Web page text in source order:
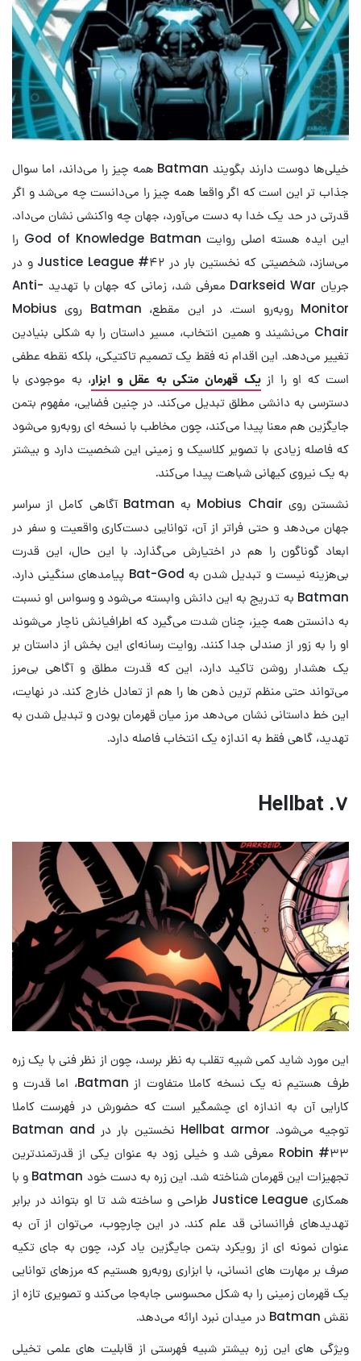
خیلی‌ها دوست دارند بگویند Batman همه چیز را می‌داند، اما سوال
جذاب تر این است که اگر واقعا همه چیز را می‌دانست چه می‌شد و اگر
قدرتی در حد یک خدا به دست می‌آورد، جهان چه واکنشی نشان می‌داد.
این ایده هسته اصلی روایت God of Knowledge Batman را
می‌سازد، شخصیتی که نخستین بار در Justice League #۴۲ و در
جریان Darkseid War معرفی شد، زمانی که جهان با تهدید Anti-
Monitor روبه‌رو است. در این مقطع، Batman روی Mobius
Chair می‌نشیند و همین انتخاب، مسیر داستان را به شکلی بنیادین
تغییر می‌دهد. این اقدام نه فقط یک تصمیم تاکتیکی، بلکه نقطه عطفی
است که او را ازیک قهرمان متکی به عقل و ابزار، به موجودی با
دسترسی به دانشی مطلق تبدیل می‌کند. در چنین فضایی، مفهوم بتمن
جایگزین هم معنا پیدا می‌کند، چون مخاطب با نسخه ای روبه‌رو می‌شود
که فاصله زیادی با تصویر کلاسیک و زمینی این شخصیت دارد و بیشتر
به یک نیروی کیهانی شباهت پیدا می‌کند.
نشستن روی Mobius Chair به Batman آگاهی کامل از سراسر
جهان می‌دهد و حتی فراتر از آن، توانایی دست‌کاری واقعیت و سفر در
ابعاد گوناگون را هم در اختیارش می‌گذارد. با این حال، این قدرت
بی‌هزینه نیست و تبدیل شدن به Bat-God پیامدهای سنگینی دارد.
Batman به تدریج به این دانش وابسته می‌شود و وسواس او نسبت
به دانستن همه چیز، چنان شدت می‌گیرد که اطرافیانش ناچار می‌شوند
او را به زور از صندلی جدا کنند. روایت رسانه‌ای این بخش از داستان بر
یک هشدار روشن تاکید دارد، این که قدرت مطلق و آگاهی بی‌مرز
می‌تواند حتی منظم ترین ذهن ها را هم از تعادل خارج کند. در نهایت،
این خط داستانی نشان می‌دهد مرز میان قهرمان بودن و تبدیل شدن به
تهدید، گاهی فقط به اندازه یک انتخاب فاصله دارد.
۷. Hellbat
این مورد شاید کمی شبیه تقلب به نظر برسد، چون از نظر فنی با یک زره
طرف هستیم نه یک نسخه کاملا متفاوت از Batman، اما قدرت و
کارایی آن به اندازه ای چشمگیر است که حضورش در فهرست کاملا
توجیه می‌شود. Hellbat armor نخستین بار در Batman and
Robin #۳۳ معرفی شد و خیلی زود به عنوان یکی از قدرتمندترین
تجهیزات این قهرمان شناخته شد. این زره به دست خود Batman و با
همکاری Justice League طراحی و ساخته شد تا او بتواند در برابر
تهدیدهای فراانسانی قد علم کند. در این چارچوب، می‌توان از آن به
عنوان نمونه ای از رویکرد بتمن جایگزین یاد کرد، چون به جای تکیه
صرف بر مهارت های انسانی، با ابزاری روبه‌رو هستیم که مرزهای توانایی
یک قهرمان زمینی را به شکل محسوسی جابه‌جا می‌کند و تصویری تازه از
نقش Batman در میدان نبرد ارائه می‌دهد.
ویژگی های این زره بیشتر شبیه فهرستی از قابلیت های علمی تخیلی